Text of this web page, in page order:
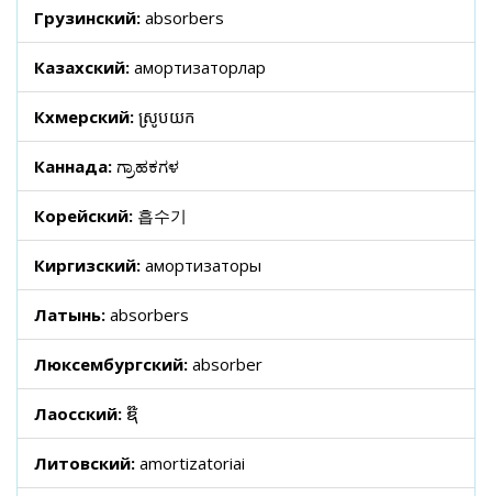
Грузинский: absorbers
Казахский: амортизаторлар
Кхмерский: ស្រូបយក
Каннада: ಗ್ರಾಹಕಗಳ
Корейский: 흡수기
Киргизский: амортизаторы
Латынь: absorbers
Люксембургский: absorber
Лаосский: ຊ໊
Литовский: amortizatoriai